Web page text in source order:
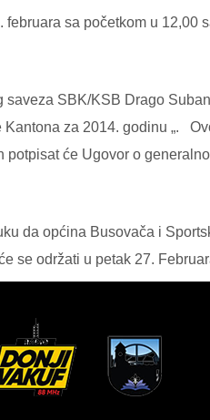
sa početkom u 12,00
SBK/KSB Drago
za 2014. godinu „.
će Ugovor o
da općina Busovača i
se održati u petak 27.